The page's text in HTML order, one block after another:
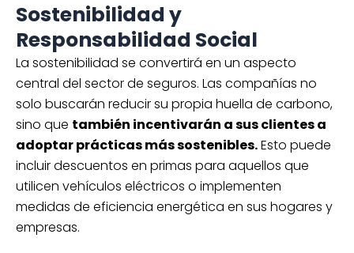
Sostenibilidad y
Responsabilidad Social
La sostenibilidad se convertirá en un aspecto
central del sector de seguros. Las compañías no
solo buscarán reducir su propia huella de carbono,
sino que también incentivarán a sus clientes a
adoptar prácticas más sostenibles.Esto puede
incluir descuentos en primas para aquellos que
utilicen vehículos eléctricos o implementen
medidas de eficiencia energética en sus hogares y
empresas.